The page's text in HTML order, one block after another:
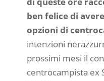
ben felice di
opzioni di
intenzioni
prossimi mesi il
centrocampista ex